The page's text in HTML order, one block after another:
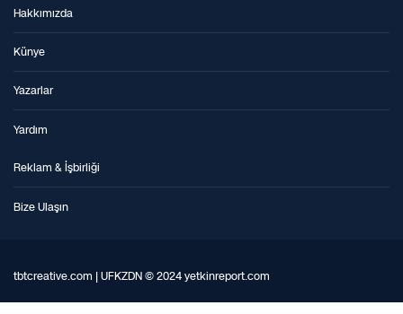
Hakkımızda
Künye
Yazarlar
Yardım
Reklam & İşbirliği
Bize Ulaşın
tbtcreative.com | UFKZDN © 2024 yetkinreport.com